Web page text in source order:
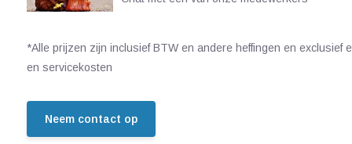
*Alle prijzen zijn inclusief BTW en andere heffingen en exclusief
en servicekosten
Neem contact op